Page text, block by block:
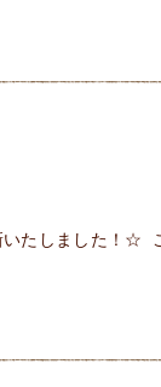
いたしました！☆